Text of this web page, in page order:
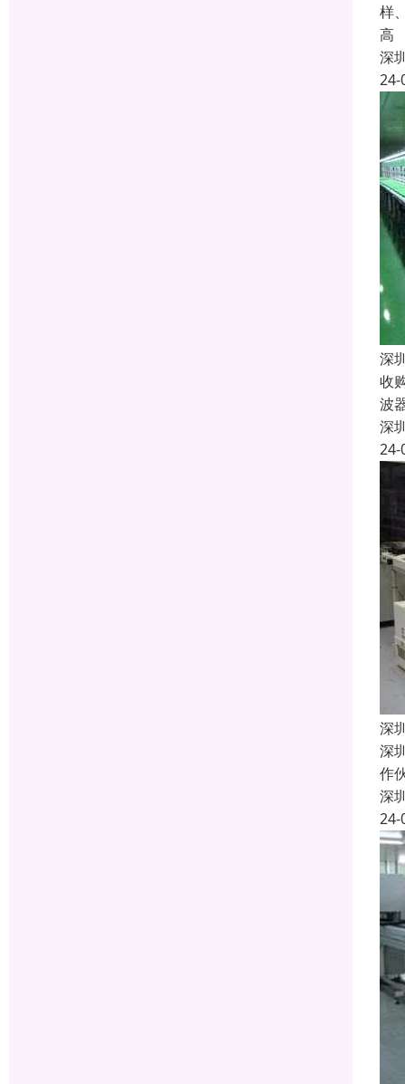
样
高
深
24-
深
收
波
深
24-
深
深
作
深
24-